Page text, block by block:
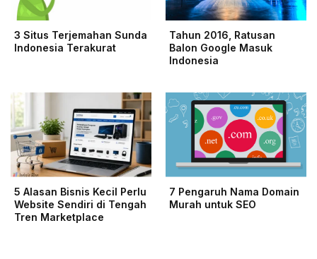
3 Situs Terjemahan Sunda
Indonesia Terakurat
Tahun 2016, Ratusan
Balon Google Masuk
Indonesia
5 Alasan Bisnis Kecil Perlu
Website Sendiri di Tengah
Tren Marketplace
7 Pengaruh Nama Domain
Murah untuk SEO